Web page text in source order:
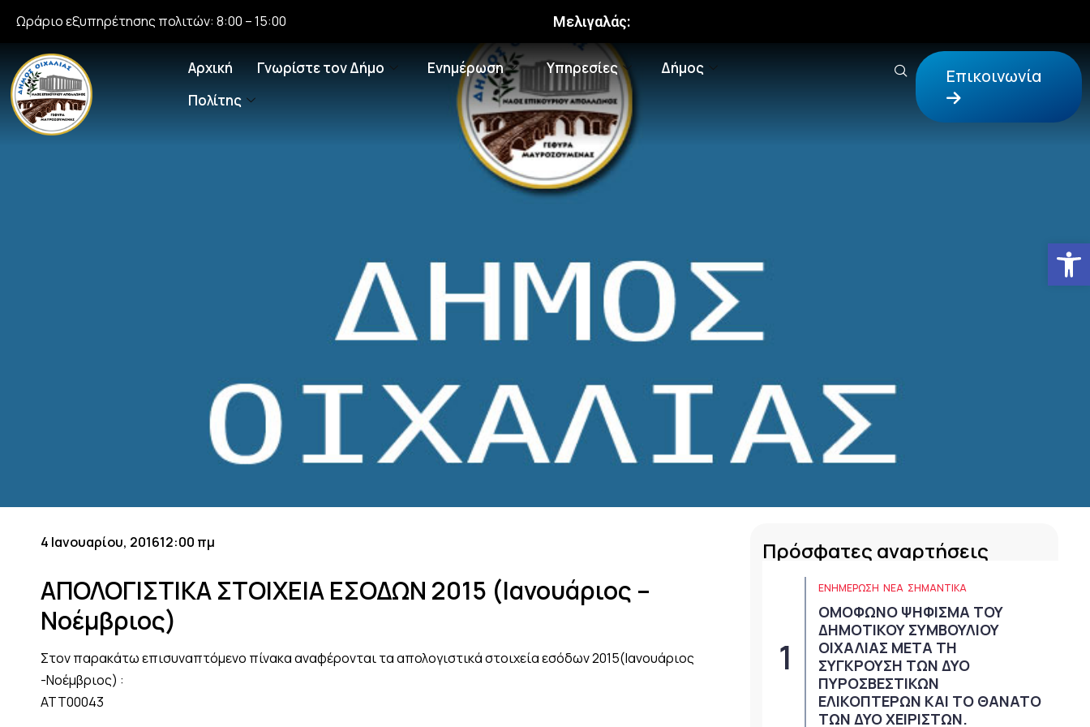
Ωράριο εξυπηρέτησης πολιτών: 8:00 – 15:00 Μελιγαλάς:
Αρχική Γνωρίστε τον Δήμο Ενημέρωση Υπηρεσίες
Δήμος
Πολίτης
Επικοινωνία
4 Ιανουαρίου, 201612:00 πμ
ΑΠΟΛΟΓΙΣΤΙΚΑ ΣΤΟIΧΕΙΑ ΕΣΟΔΩΝ 2015 (Ιανουάριος –
Νοέμβριος)
Στον παρακάτω επισυναπτόμενο πίνακα αναφέρονται τα απολογιστικά στοιχεία εσόδων 2015(Ιανουάριος
-Νοέμβριος) :
ATT00043
Πρόσφατες αναρτήσεις
ΕΝΗΜΕΡΩΣΗ ΝΈΑ ΣΗΜΑΝΤΙΚΆ
ΟΜΟΦΩΝΟ ΨΗΦΙΣΜΑ ΤΟΥ
ΔΗΜΟΤΙΚΟΥ ΣΥΜΒΟΥΛΙΟΥ
ΟΙΧΑΛΙΑΣ ΜΕΤΑ ΤΗ
ΣΥΓΚΡΟΥΣΗ ΤΩΝ ΔΥΟ
ΠΥΡΟΣΒΕΣΤΙΚΩΝ
ΕΛΙΚΟΠΤΕΡΩΝ ΚΑΙ ΤΟ ΘΑΝΑΤΟ
ΤΩΝ ΔΥΟ ΧΕΙΡΙΣΤΩΝ.